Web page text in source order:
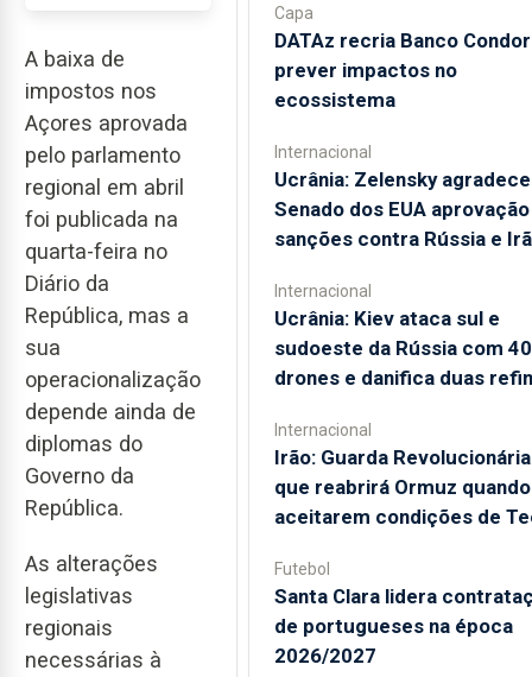
A baixa de
impostos nos
Açores aprovada
pelo parlamento
regional em abril
foi publicada na
quarta-feira no
Diário da
República, mas a
sua
operacionalização
depende ainda de
diplomas do
Governo da
República.
As alterações
legislativas
regionais
necessárias à
Capa
DATAz recria Banco
prever impactos no
ecossistema
Internacional
Ucrânia: Zelensky
Senado dos EUA
sanções contra Rússia e
Internacional
Ucrânia: Kiev ataca sul e
sudoeste da Rússia com
drones e danifica duas
Internacional
Irão: Guarda
que reabrirá Ormuz quando
aceitarem condições de
Futebol
Santa Clara lidera
de portugueses na época
2026/2027